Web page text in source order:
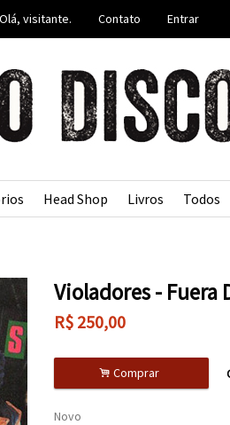
Olá, visitante. Contato Entrar
Head Shop Livros Todos
Violadores - Fuera
R$ 250,00
. Comprar
Novo